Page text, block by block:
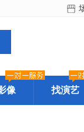
像 找演艺